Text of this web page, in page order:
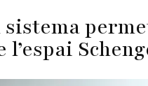
sistema
l’espai